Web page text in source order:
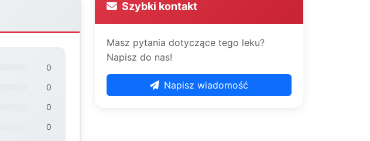
0
0
0
0
Szybki kontakt
Masz pytania dotyczące tego leku?
Napisz do nas!
Napisz wiadomość